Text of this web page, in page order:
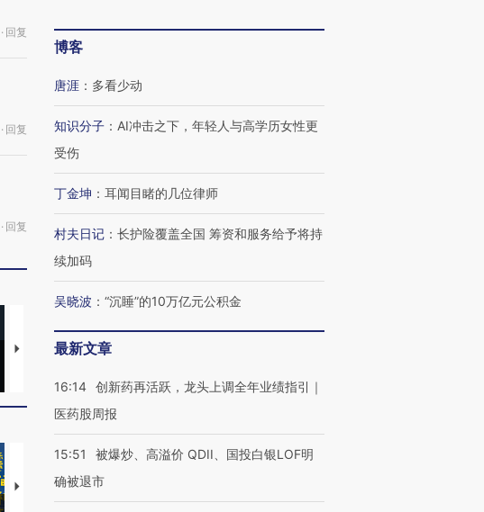
· 回复
· 回复
· 回复
视线｜“入侵”还是“人道危
飞地休达
4000人
米
【推广】走进第四届链博
会，让数智科技“链”接产
【特别呈现】寻找100种
CFO：不靠规模取胜，华
博客
唐涯 ： 多看少动
知识分子 ： AI冲击之下，年轻人与高学历女性更
受伤
丁金坤 ： 耳闻目睹的几位律师
村夫日记 ： 长护险覆盖全国 筹资和服务给予将持
续加码
吴晓波 ： “沉睡”的10万亿元公积金
最新文章
16:14 创新药再活跃，龙头上调全年业绩指引｜
医药股周报
15:51
被爆炒、高溢价 QDII、国投白银LOF明
确被退市